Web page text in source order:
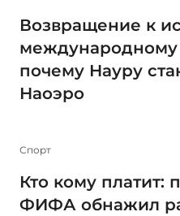
Возвращение к
международному
почему Науру
Наоэро
Спорт
Кто кому платит:
ФИФА обнажил